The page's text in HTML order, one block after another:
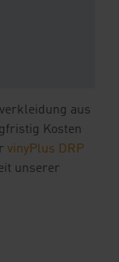
aus
Kosten
vinyPlus DRP
unserer